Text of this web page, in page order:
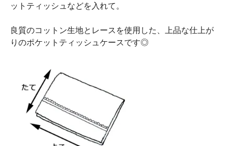
ットティッシュなどを入れて。
良質のコットン生地とレースを使用した、上品な仕上が
りのポケットティッシュケースです◎